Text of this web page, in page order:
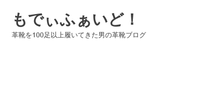
もでぃふぁいど！
革靴を100足以上履いてきた男の革靴ブログ